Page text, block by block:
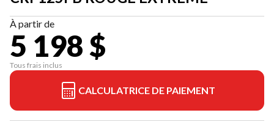
À partir de
5 198 $
Tous frais inclus
CALCULATRICE DE PAIEMENT